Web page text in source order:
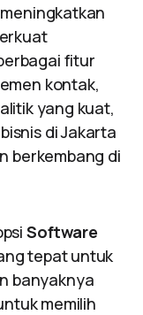
fitur
kontak,
yang kuat,
di Jakarta
berkembang di
Software
tepat untuk
banyaknya
memilih